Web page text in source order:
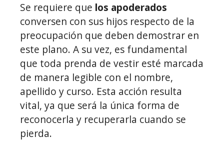
Se requiere que los apoderados
conversen con sus hijos respecto de la
preocupación que deben demostrar en
este plano. A su vez, es fundamental
que toda prenda de vestir esté marcada
de manera legible con el nombre,
apellido y curso. Esta acción resulta
vital, ya que será la única forma de
reconocerla y recuperarla cuando se
pierda.